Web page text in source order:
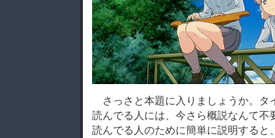
さっさと本題に入りましょうか。タ
読んでる人には、今さら概説なんて不
読んでる人のために簡単に説明すると